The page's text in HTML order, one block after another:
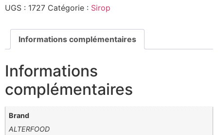
UGS : 1727 Catégorie : Sirop
Informations complémentaires
Informations
complémentaires
Brand
ALTERFOOD